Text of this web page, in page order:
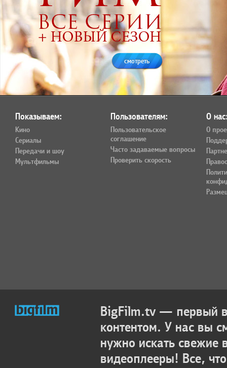
смотреть
Показываем:
Кино
Сериалы
Передачи и шоу
Мультфильмы
Пользователям:
Пользовательское
соглашение
Часто задаваемые вопросы
Проверить скорость
О
О
BigFilm.tv — первый
контентом. У нас вы
нужно искать свежие
видеоплееры! Все,